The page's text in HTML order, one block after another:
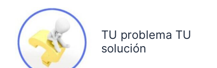
contenido
TU problema TU
solución